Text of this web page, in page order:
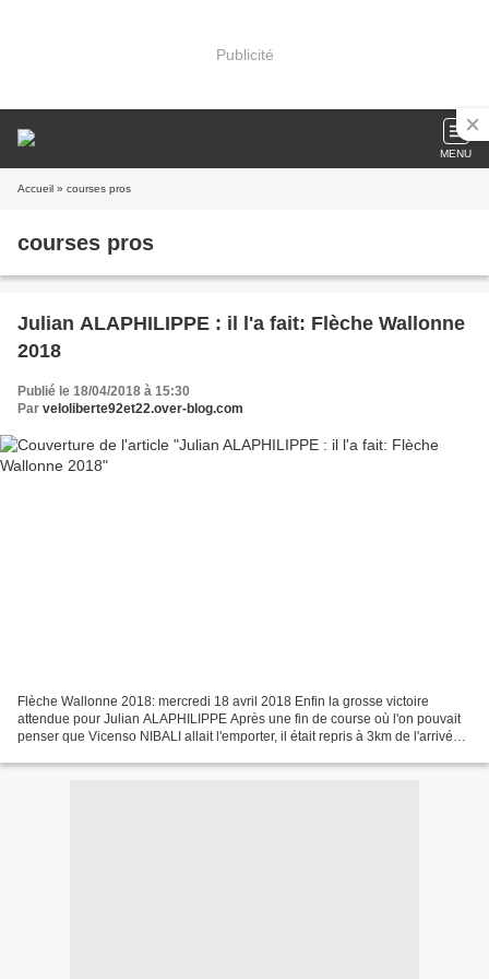
Publicité
MENU
Accueil » courses pros
courses pros
Julian ALAPHILIPPE : il l'a fait: Flèche Wallonne
2018
Publié le 18/04/2018 à 15:30
Par veloliberte92et22.over-blog.com
Flèche Wallonne 2018: mercredi 18 avril 2018 Enfin la grosse victoire
attendue pour Julian ALAPHILIPPE Après une fin de course où l'on pouvait
penser que Vicenso NIBALI allait l'emporter, il était repris à 3km de l'arrivée,